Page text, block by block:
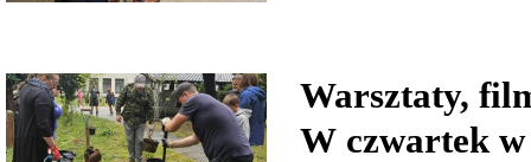
Warsztaty,
W czwartek